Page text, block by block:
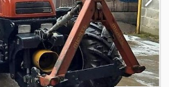
wirkend (5x), Knicklenkung,
Dreipunkt-
Außenbedienung,
Zugpendel, Zapfwelle,
DL Bremse, gef. Kabine,
Djdpfoy E D Ucsx